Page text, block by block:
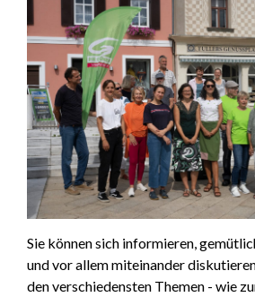
Sie können sich informieren,
und vor allem miteinander
den verschiedensten Themen - wie